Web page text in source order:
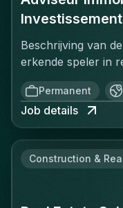
Investissement
Beschrijving van
erkende speler in
wikkeling, zoekt
gespecialiseerd in
commerciële team
bent u
voornamelijk
Permanent
Job details
Construction &